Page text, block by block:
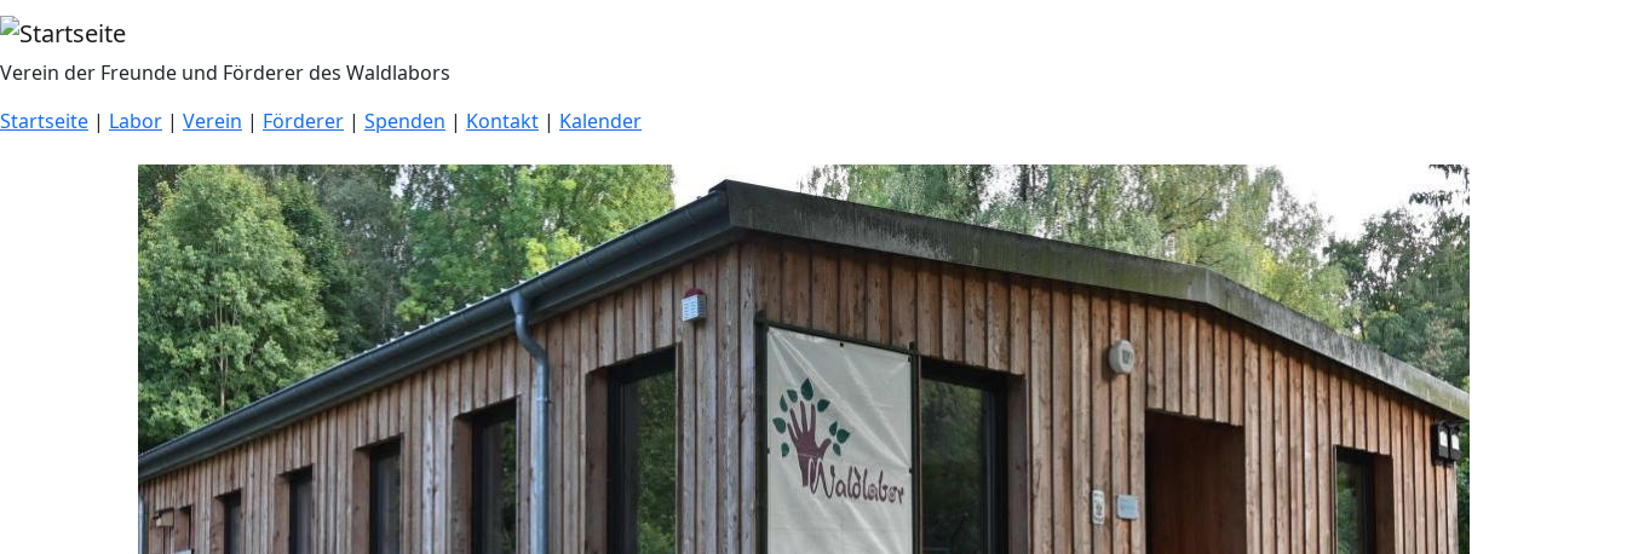
Direkt zum Inhalt
Verein der Freunde und Förderer des Waldlabors
Startseite | Labor | Verein | Förderer | Spenden | Kontakt | Kalender